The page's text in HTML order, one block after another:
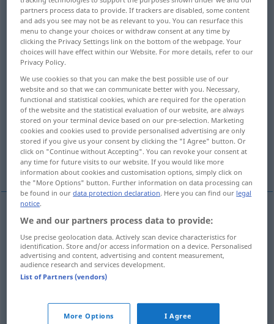
Overview of all translations
(For more details, click/tap on the translation)
Hölle
Spielhölle Gefängnis, Kerker, Verlies
Platz für die Gefangenen
Defektenkasten, Zeugkiste Abfallkiste
Höllef hell REL
Höllef hell FIG
partners process data to provide. If trackers are disabled, some content
and ads you see may not be as relevant to you. You can resurface this
menu to change your choices or withdraw consent at any time by
clicking the Privacy Settings link on the bottom of the webpage. Your
choices will have effect within our Website. For more details, refer to our
Privacy Policy.
We use cookies so that you can make the best possible use of our
website and so that we can communicate better with you. Necessary,
functional and statistical cookies, which are required for the operation
of the website and the statistical evaluation of our website, are always
stored on your terminal device based on our pre-selection. Marketing
cookies and cookies used to provide personalised advertising are only
stored if you give us your consent by clicking the "I Agree" button. Or
click on "Continue without Accepting". You can revoke your consent at
any time for future visits to our website. If you would like more
information about cookies and customisation options, simply click on
the "More Options" button. Further information on data processing can
be found in ourdata protection declaration. Here you can find our legal
notice.
We and our partners process data to provide:
Use precise geolocation data. Actively scan device characteristics for
identification. Store and/or access information on a device. Personalised
advertising and content, advertising and content measurement,
audience research and services development.
List of Partners (vendors)
More Options I Agree